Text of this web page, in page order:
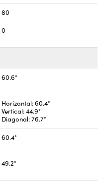
80
0
60.6°
Horizontal: 60.4°
Vertical: 44.9°
Diagonal: 76.7°
60.4°
49.2°